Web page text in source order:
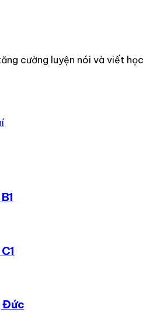
cường luyện nói và viết học
Đức